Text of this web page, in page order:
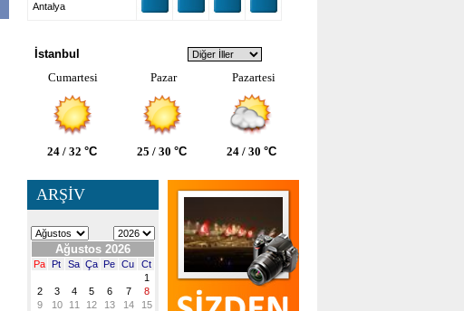
Antalya
İstanbul
Cumartesi
Pazar Pazartesi
24 / 32 °C 25 / 30 °C 24 / 30 °C
ARŞİV